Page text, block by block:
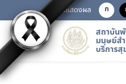
การแสดงผล ก
สถาบัน
มนุษย์ส
บริการ